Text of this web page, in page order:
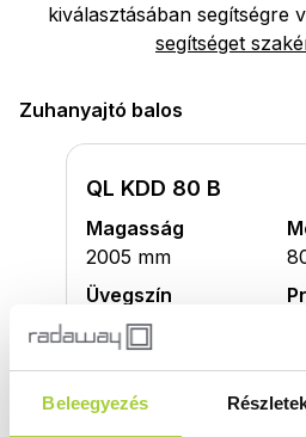
Beleegyezés
kiválasztásában segítségre
segítséget
Zuhanyajtó balos
QL KDD 80 B
Magasság
2005 mm
Üvegszín
átlátszó
10590080-99-01L